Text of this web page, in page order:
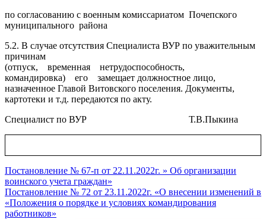
по согласованию с военным комиссариатом Почепского
муниципального района
5.2. В случае отсутствия Специалиста ВУР по уважительным
причинам
(отпуск, временная нетрудоспособность,
командировка) его замещает должностное лицо,
назначенное Главой Витовского поселения. Документы,
картотеки и т.д. передаются по акту.
Специалист по ВУР Т.В.Пыкина
Навигация
по
записям
Постановление № 67-п от 22.11.2022г. » Об организации
воинского учета граждан»
Постановление № 72 от 23.11.2022г. «О внесении изменений в
«Положения о порядке и условиях командирования
работников»